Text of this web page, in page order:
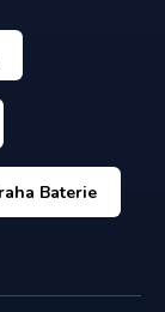
Baterie